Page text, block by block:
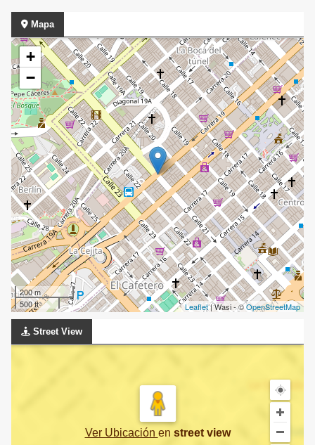
Mapa
+
−
200 m
500 ft
Leaflet| Wasi - ©OpenStreetMap
Street View
Ver Ubicación en street view